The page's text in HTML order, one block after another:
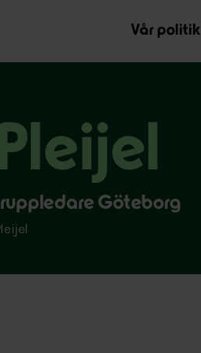
Vår politik
Göteborg